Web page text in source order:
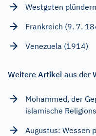
Westgoten
Frankreich (9. 7.
Venezuela (1914)
Weitere Artikel aus der
Mohammed, der
islamische
Augustus: Wessen